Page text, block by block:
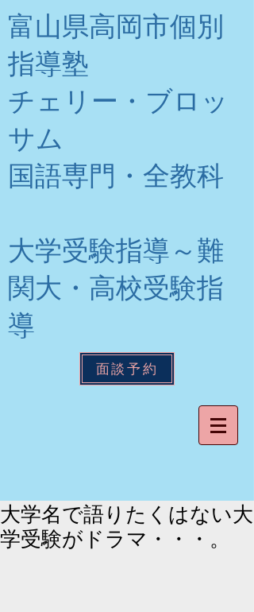
富山県高岡市個別
指導塾
チェリー・ブロッ
サム
​国語専門・全教科
大学受験指導～難
関大・高校受験指
導
面談予約
大学名で語りたくはない大
学受験がドラマ・・・。